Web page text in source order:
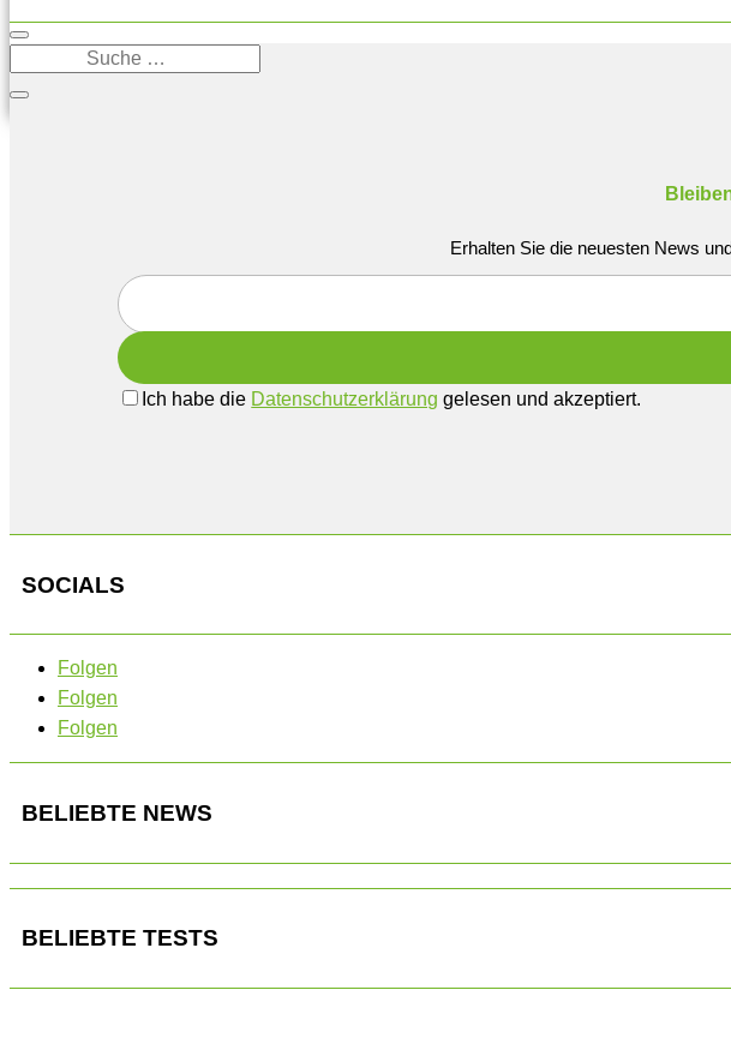
Erhalten Sie die neuesten News
Ich habe die Datenschutzerklärung gelesen und akzeptiert.
SOCIALS
Folgen
Folgen
Folgen
BELIEBTE NEWS
BELIEBTE TESTS